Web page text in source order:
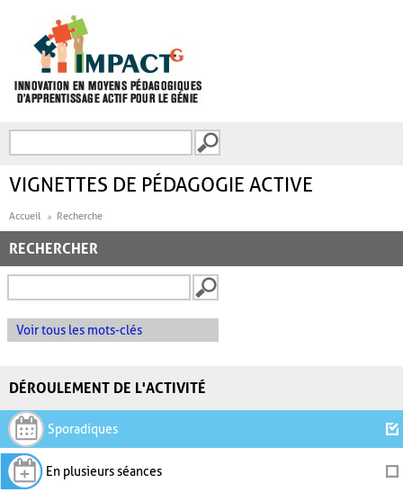
FORMULAIRE DE
VIGNETTES DE PÉDAGOGIE ACTIVE
Accueil Recherche
RECHERCHER
Voir tous les mots-clés
DÉROULEMENT DE L'ACTIVITÉ
Sporadiques
En plusieurs séances